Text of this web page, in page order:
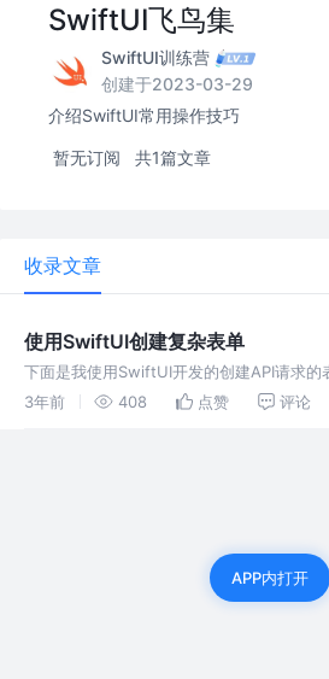
SwiftUI飞鸟集
SwiftUI训练营
创建于2023-03-29
介绍SwiftUI常用操作技巧
暂无订阅 共1篇文章
收录文章
使用SwiftUI创建复杂表单
下面是我使用SwiftUI开发的创建API请求的
API请求URL、请求方式、路径参数、请求
3年前 408 点赞 评论
APP内打开